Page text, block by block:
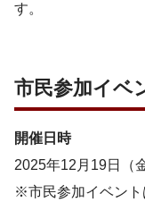
す。
市民参加イベ
開催日時
2025年12月19日（
※市民参加イベント